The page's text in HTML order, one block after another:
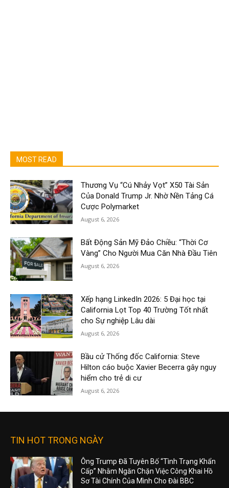
MOST READ
Thương Vụ “Cú Nhảy Vọt” X50 Tài Sản
Của Donald Trump Jr. Nhờ Nền Tảng Cá
Cược Polymarket
August 6, 2026
Bất Động Sản Mỹ Đảo Chiều: “Thời Cơ
Vàng” Cho Người Mua Căn Nhà Đầu Tiên
August 6, 2026
Xếp hạng LinkedIn 2026: 5 Đại học tại
California Lọt Top 40 Trường Tốt nhất
cho Sự nghiệp Lâu dài
August 6, 2026
Bầu cử Thống đốc California: Steve
Hilton cáo buộc Xavier Becerra gây nguy
hiểm cho trẻ di cư
August 6, 2026
TIN HOT TRONG NGÀY
Ông Trump Đã Tuyên Bố “Tình Trạng Khẩn
Cấp” Nhằm Ngăn Chặn Việc Công Khai Hồ
Sơ Tài Chính Của Mình Cho Đài BBC